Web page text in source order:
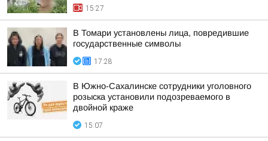
15:27
В Томари установлены лица, повредившие
государственные символы
17:28
В Южно-Сахалинске сотрудники уголовного
розыска установили подозреваемого в
двойной краже
15:07